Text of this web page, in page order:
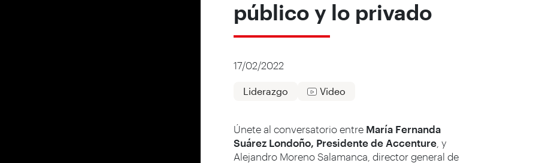
público y lo privado
17/02/2022
Liderazgo Video
Únete al conversatorio entre María Fernanda
Suárez Londoño, Presidente de Accenture, y
Alejandro Moreno Salamanca, director general de